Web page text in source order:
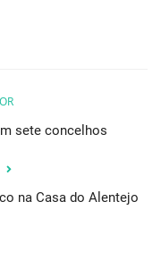
sete concelhos
na Casa do Alentejo